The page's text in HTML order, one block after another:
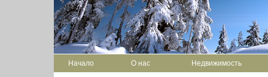
Начало О нас Недвижимость